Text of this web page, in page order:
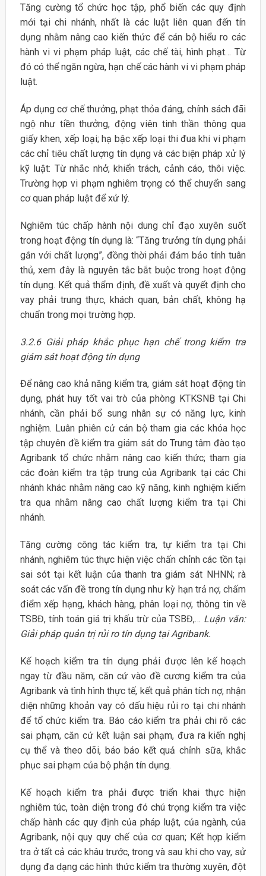
Tăng cường tổ chức học tập, phổ biến các quy định
mới tại chi nhánh, nhất là các luật liên quan đến tín
dụng nhằm nâng cao kiến thức để cán bộ hiểu ro các
hành vi vi phạm pháp luật, các chế tài, hình phạt… Từ
đó có thể ngăn ngừa, hạn chế các hành vi vi phạm pháp
luật.
Áp dụng cơ chế thưởng, phạt thỏa đáng, chính sách đãi
ngộ như tiền thưởng, động viên tinh thần thông qua
giấy khen, xếp loại; hạ bậc xếp loại thi đua khi vi phạm
các chỉ tiêu chất lượng tín dụng và các biện pháp xử lý
kỹ luật: Từ nhắc nhở, khiển trách, cảnh cáo, thôi việc.
Trường hợp vi phạm nghiêm trọng có thể chuyển sang
cơ quan pháp luật để xử lý.
Nghiêm túc chấp hành nội dung chỉ đạo xuyên suốt
trong hoạt động tín dụng là: “Tăng trưởng tín dụng phải
gắn với chất lượng”, đồng thời phải đảm bảo tính tuân
thủ, xem đây là nguyên tắc bắt buộc trong hoạt động
tín dụng. Kết quả thẩm định, đề xuất và quyết định cho
vay phải trung thực, khách quan, bản chất, không hạ
chuẩn trong mọi trường hợp.
3.2.6Giải pháp khắc phục hạn chế trong kiểm tra
giám sát hoạt động tín dụng
Để nâng cao khả năng kiểm tra, giám sát hoạt động tín
dụng, phát huy tốt vai trò của phòng KTKSNB tại Chi
nhánh, cần phải bổ sung nhân sự có năng lực, kinh
nghiệm. Luân phiên cử cán bộ tham gia các khóa học
tập chuyên đề kiểm tra giám sát do Trung tâm đào tạo
Agribank tổ chức nhằm nâng cao kiến thức; tham gia
các đoàn kiểm tra tập trung của Agribank tại các Chi
nhánh khác nhằm nâng cao kỹ năng, kinh nghiệm kiểm
tra qua nhằm nâng cao chất lượng kiểm tra tại Chi
nhánh.
Tăng cường công tác kiểm tra, tự kiểm tra tại Chi
nhánh, nghiêm túc thực hiện việc chấn chỉnh các tồn tại
sai sót tại kết luận của thanh tra giám sát NHNN; rà
soát các vấn đề trong tín dụng như kỳ hạn trả nợ, chấm
điểm xếp hạng, khách hàng, phân loại nợ, thông tin về
TSBĐ, tính toán giá trị khấu trừ của TSBĐ,… Luận văn:
Giải pháp quản trị rủi ro tín dụng tại Agribank.
Kế hoạch kiểm tra tín dụng phải được lên kế hoạch
ngay từ đầu năm, căn cứ vào đề cương kiểm tra của
Agribank và tình hình thực tế, kết quả phân tích nợ, nhận
diện những khoản vay có dấu hiệu rủi ro tại chi nhánh
để tổ chức kiểm tra. Báo cáo kiểm tra phải chi rõ các
sai phạm, căn cứ kết luận sai phạm, đưa ra kiến nghị
cụ thể và theo dõi, báo báo kết quả chỉnh sữa, khắc
phục sai phạm của bộ phận tín dụng.
Kế hoạch kiểm tra phải được triển khai thực hiện
nghiêm túc, toàn diện trong đó chú trọng kiểm tra việc
chấp hành các quy định của pháp luật, của ngành, của
Agribank, nội quy quy chế của cơ quan; Kết hợp kiểm
tra ở tất cả các khâu trước, trong và sau khi cho vay, sử
dụng đa dạng các hình thức kiểm tra thường xuyên, đột